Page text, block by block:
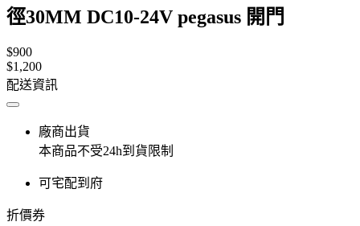
徑30MM DC10-24V pegasus 開門
$900
$1,200
配送資訊
廠商出貨
本商品不受24h到貨限制
可宅配到府
折價券